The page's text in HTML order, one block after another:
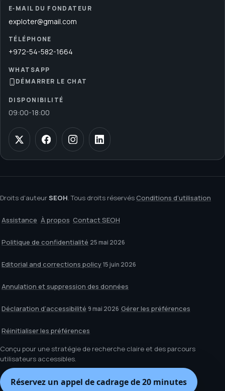
E‑MAIL DU FONDATEUR
exploter@gmail.com
TÉLÉPHONE
+972-54-582-1664
WHATSAPP
DÉMARRER LE CHAT
DISPONIBILITÉ
09:00-18:00
Droits d'auteurSEOH. Tous droits réservésConditions d’utilisation
Assistance À propos Contact SEOH
Politique de confidentialité 25 mai 2026
Editorial and corrections policy 15 juin 2026
Annulation et suppression des données
Déclaration d’accessibilité 9 mai 2026 Gérer les préférences
Réinitialiser les préférences
Conçu pour une stratégie de recherche claire et des parcours
utilisateurs accessibles.
Réservez un appel de cadrage de 20 minutes